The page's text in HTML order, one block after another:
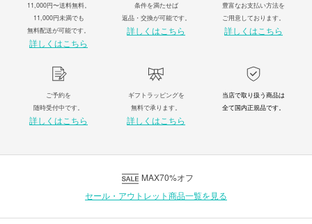
11,000円〜送料無料。
11,000円未満でも
無料配送が可能です。
詳しくはこちら
条件を満たせば
返品・交換が可能です。
詳しくはこちら
豊富なお支払い方法を
ご用意しております。
詳しくはこちら
ご予約を
随時受付中です。
詳しくはこちら
ギフトラッピングを
無料で承ります。
詳しくはこちら
当店で取り扱う商品は
全て国内正規品です。
MAX70%オフ
セール・アウトレット商品一覧を見る